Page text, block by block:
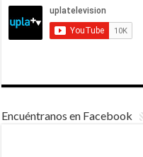
Encuéntranos en Facebook